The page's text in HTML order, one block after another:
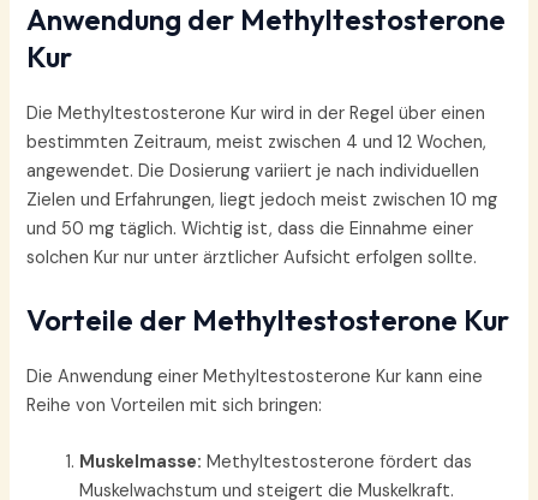
Anwendung der Methyltestosterone
Kur
Die Methyltestosterone Kur wird in der Regel über einen
bestimmten Zeitraum, meist zwischen 4 und 12 Wochen,
angewendet. Die Dosierung variiert je nach individuellen
Zielen und Erfahrungen, liegt jedoch meist zwischen 10 mg
und 50 mg täglich. Wichtig ist, dass die Einnahme einer
solchen Kur nur unter ärztlicher Aufsicht erfolgen sollte.
Vorteile der Methyltestosterone Kur
Die Anwendung einer Methyltestosterone Kur kann eine
Reihe von Vorteilen mit sich bringen:
Muskelmasse: Methyltestosterone fördert das
Muskelwachstum und steigert die Muskelkraft.